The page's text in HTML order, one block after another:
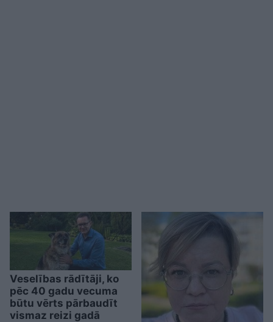
Veselības rādītāji, ko
pēc 40 gadu vecuma
būtu vērts pārbaudīt
vismaz reizi gadā